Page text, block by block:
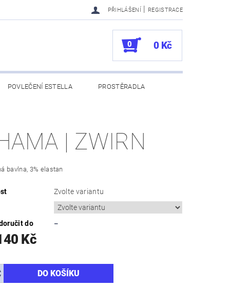
PŘIHLÁŠENÍ | REGISTRACE
0 0 Kč
POVLEČENÍ ESTELLA PROSTĚRADLA
| ZWIRN
bavlna, 3% elastan
Zvolte variantu
do –
Kč